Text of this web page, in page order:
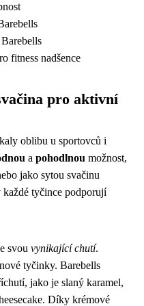
fitness nadšence
pro aktivní
oblibu u sportovců i
a pohodlnou možnost,
jako sytou svačinu
tyčince podporují
svou vynikající chutí.
tyčinky. Barebells
jako je slaný karamel,
Díky krémové